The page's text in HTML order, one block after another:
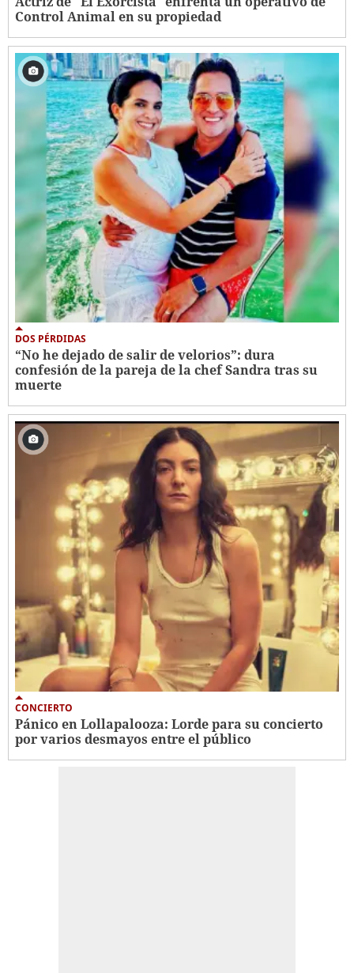
Control Animal en su propiedad
DOS PÉRDIDAS
“No he dejado de salir de velorios”: dura
confesión de la pareja de la chef Sandra tras su
muerte
CONCIERTO
Pánico en Lollapalooza: Lorde para su concierto
por varios desmayos entre el público